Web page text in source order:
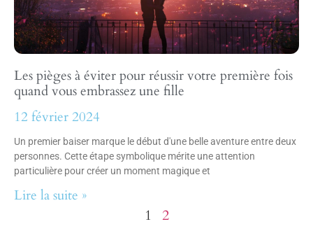
Les pièges à éviter pour réussir votre première fois
quand vous embrassez une fille
12 février 2024
Un premier baiser marque le début d'une belle aventure entre deux
personnes. Cette étape symbolique mérite une attention
particulière pour créer un moment magique et
Lire la suite »
1 2